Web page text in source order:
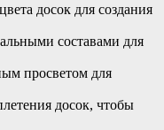
досок для создания
составами для
просветом для
досок, чтобы